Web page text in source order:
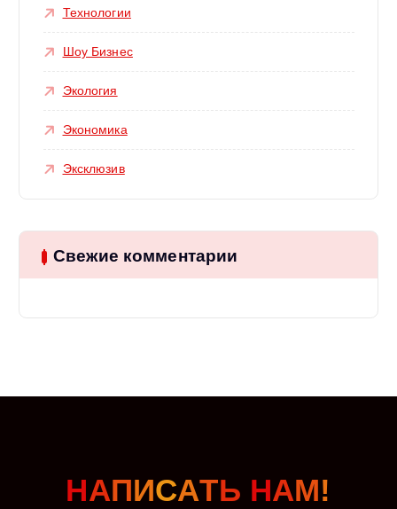
Технологии
Шоу Бизнес
Экология
Экономика
Эксклюзив
Свежие комментарии
НАПИСАТЬ НАМ!